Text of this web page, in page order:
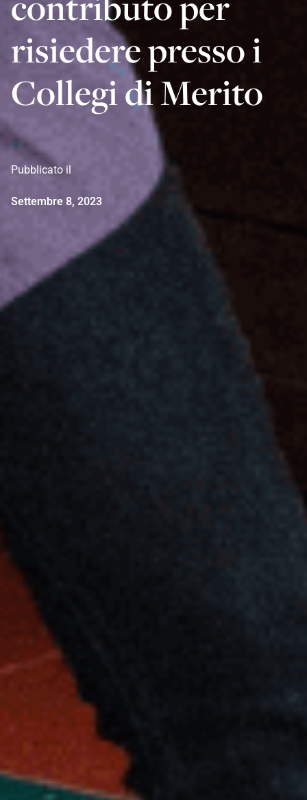
risiedere presso i
Collegi di Merito
Pubblicato il
Settembre 8, 2023